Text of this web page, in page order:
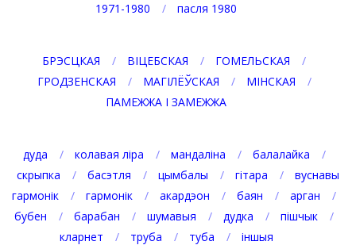
1971-1980
пасля 1980
БРЭСЦКАЯ ВІЦЕБСКАЯ
ГОМЕЛЬСКАЯ
ГРОДЗЕНСКАЯ
МАГІЛЁЎСКАЯ
МІНСКАЯ
ПАМЕЖЖА І ЗАМЕЖЖА
дуда колавая ліра мандаліна
балалайка
скрыпка
басэтля цымбалы гітара
вуснавы
гармонік
гармонік акардэон баян
арган
бубен
барабан шумавыя дудка
пішчык
кларнет
труба туба іншыя